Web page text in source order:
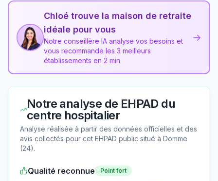
Chloé trouve la maison de retraite
idéale pour vous
Notre conseillère IA analyse vos besoins et
vous recommande les 3 meilleurs
établissements en 2 min
→
Notre analyse de EHPAD du
centre hospitalier
Analyse réalisée à partir des données officielles et des
avis collectés pour cet EHPAD public situé à Domme
(24).
Qualité reconnue Point fort